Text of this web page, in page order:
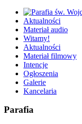
Aktualności
Materiał audio
Witamy!
Aktualności
Materiał filmowy
Intencje
Ogłoszenia
Galerie
Kancelaria
Parafia